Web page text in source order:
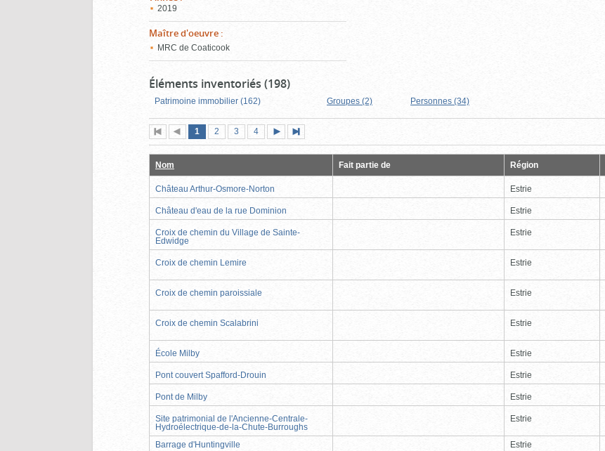
2019
Maître d'oeuvre :
MRC de Coaticook
Éléments inventoriés (198)
Patrimoine immobilier (162) Groupes (2) Personnes (34)
Première
page
Page
précédente
Page
1 (page
actuelle)
Page
2 Page
3 Page
4
suivante
page
Nom Fait partie de Région
Château Arthur-Osmore-Norton Estrie
Château d'eau de la rue Dominion Estrie
Croix de chemin du Village de Sainte-
Edwidge
Estrie
Croix de chemin Lemire Estrie
Croix de chemin paroissiale Estrie
Croix de chemin Scalabrini Estrie
École Milby Estrie
Pont couvert Spafford-Drouin Estrie
Pont de Milby Estrie
Site patrimonial de l'Ancienne-Centrale-
Hydroélectrique-de-la-Chute-Burroughs
Estrie
Barrage d'Huntingville Estrie